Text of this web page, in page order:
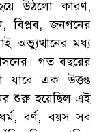
উঠলো কারণ,
বিপ্লব, জনগনের
অভ্যুত্থানের মধ্য
গত বছরের
এক উত্তপ্ত
শুরু হয়েছিল এই
বর্ণ, বয়স সব